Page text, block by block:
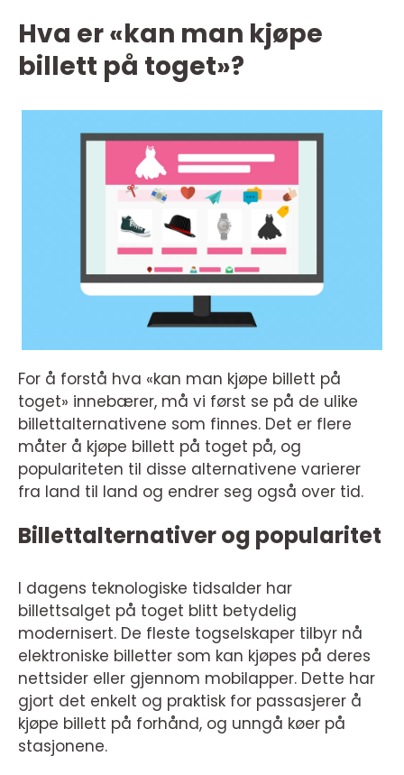
Hva er «kan man kjøpe
billett på toget»?
For å forstå hva «kan man kjøpe billett på
toget» innebærer, må vi først se på de ulike
billettalternativene som finnes. Det er flere
måter å kjøpe billett på toget på, og
populariteten til disse alternativene varierer
fra land til land og endrer seg også over tid.
Billettalternativer og popularitet
I dagens teknologiske tidsalder har
billettsalget på toget blitt betydelig
modernisert. De fleste togselskaper tilbyr nå
elektroniske billetter som kan kjøpes på deres
nettsider eller gjennom mobilapper. Dette har
gjort det enkelt og praktisk for passasjerer å
kjøpe billett på forhånd, og unngå køer på
stasjonene.